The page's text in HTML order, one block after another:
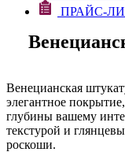
ПРАЙС-
Венецианская
элегантное
глубины вашему
текстурой и
роскоши.